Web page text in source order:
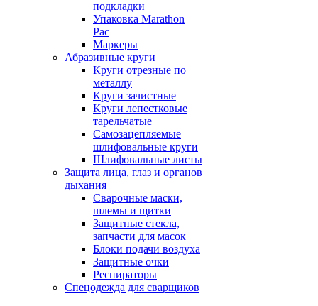
подкладки
Упаковка Marathon
Pac
Маркеры
Абразивные круги
Круги отрезные по
металлу
Круги зачистные
Круги лепестковые
тарельчатые
Самозацепляемые
шлифовальные круги
Шлифовальные листы
Защита лица, глаз и органов
дыхания
Сварочные маски,
шлемы и щитки
Защитные стекла,
запчасти для масок
Блоки подачи воздуха
Защитные очки
Респираторы
Спецодежда для сварщиков